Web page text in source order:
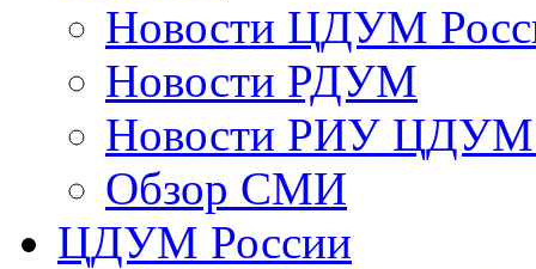
Новости ЦДУМ
Новости РДУМ
Новости РИУ ЦДУМ
Обзор СМИ
ЦДУМ России